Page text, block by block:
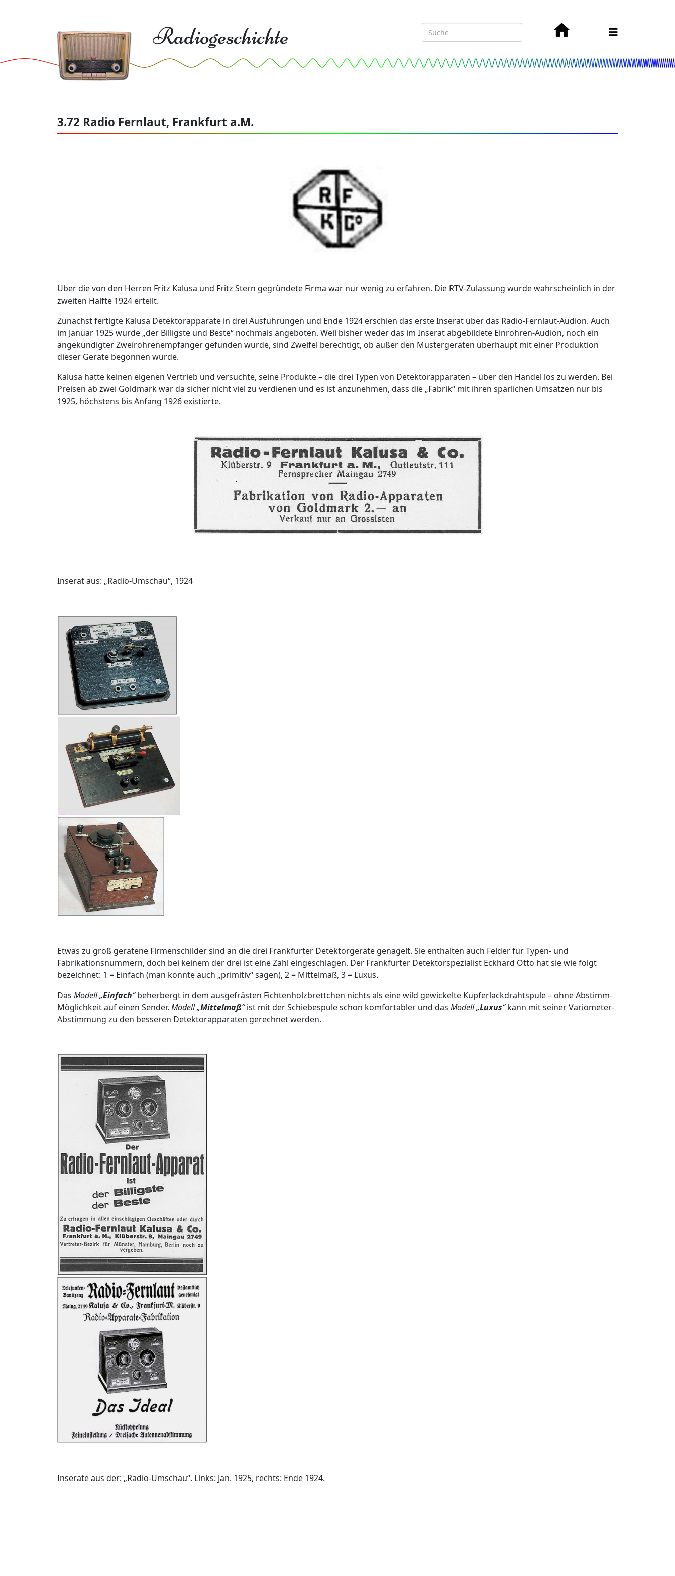
Radiogeschichte
3.72 Radio Fernlaut, Frankfurt a.M.
Über die von den Herren Fritz Kalusa und Fritz Stern gegründete Firma war nur wenig zu erfahren. Die RTV-Zulassung wurde wahrscheinlich in der
zweiten Hälfte 1924 erteilt.
Zunächst fertigte Kalusa Detektorapparate in drei Ausführungen und Ende 1924 erschien das erste Inserat über das Radio-Fernlaut-Audion. Auch
im Januar 1925 wurde „der Billigste und Beste“ nochmals angeboten. Weil bisher weder das im Inserat abgebildete Einröhren-Audion, noch ein
angekündigter Zweiröhrenempfänger gefunden wurde, sind Zweifel berechtigt, ob außer den Mustergeräten überhaupt mit einer Produktion
dieser Geräte begonnen wurde.
Kalusa hatte keinen eigenen Vertrieb und versuchte, seine Produkte – die drei Typen von Detektorapparaten – über den Handel los zu werden. Bei
Preisen ab zwei Goldmark war da sicher nicht viel zu verdienen und es ist anzunehmen, dass die „Fabrik“ mit ihren spärlichen Umsätzen nur bis
1925, höchstens bis Anfang 1926 existierte.
Inserat aus: „Radio-Umschau“, 1924
Etwas zu groß geratene Firmenschilder sind an die drei Frankfurter Detektorgeräte genagelt. Sie enthalten auch Felder für Typen- und
Fabrikationsnummern, doch bei keinem der drei ist eine Zahl eingeschlagen. Der Frankfurter Detektorspezialist Eckhard Otto hat sie wie folgt
bezeichnet: 1 = Einfach (man könnte auch „primitiv“ sagen), 2 = Mittelmaß, 3 = Luxus.
Das Modell „Einfach“beherbergt in dem ausgefrästen Fichtenholzbrettchen nichts als eine wild gewickelte Kupferlackdrahtspule – ohne Abstimm-
Möglichkeit auf einen Sender. Modell „Mittelmaß“ist mit der Schiebespule schon komfortabler und das Modell „Luxus“kann mit seiner Variometer-
Abstimmung zu den besseren Detektorapparaten gerechnet werden.
Inserate aus der: „Radio-Umschau“. Links: Jan. 1925, rechts: Ende 1924.